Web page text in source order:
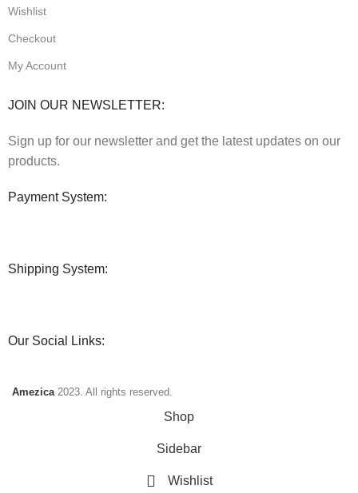
Wishlist
Checkout
My Account
JOIN OUR NEWSLETTER:
Sign up for our newsletter and get the latest updates on our
products.
Payment System:
Shipping System:
Our Social Links:
Amezica 2023. All rights reserved.
Shop
Sidebar
Wishlist